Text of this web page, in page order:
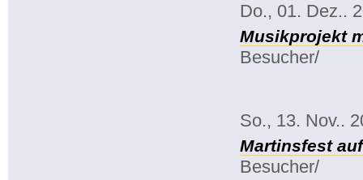
Do., 01. Dez..
Musikprojekt
Besucher/
So., 13. Nov..
Martinsfest
Besucher/